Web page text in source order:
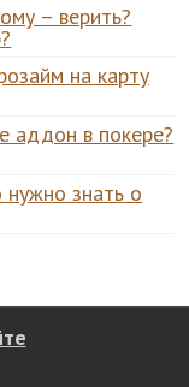
– верить?
на карту
аддон в покере?
нужно знать о